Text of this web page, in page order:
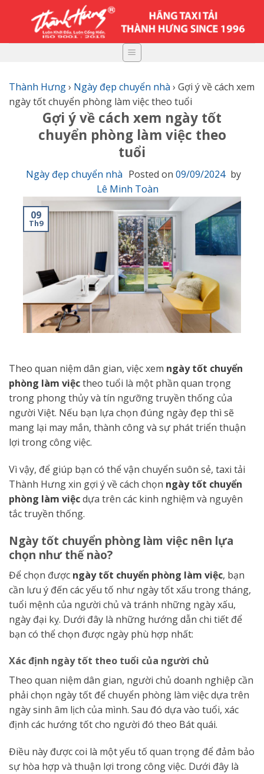
Thành Hưng› Ngày đẹp chuyển nhà › Gợi ý về cách xem
ngày tốt chuyển phòng làm việc theo tuổi
Gợi ý về cách xem ngày tốt
chuyển phòng làm việc theo
tuổi
Ngày đẹp chuyển nhà Posted on 09/09/2024 by
Lê Minh Toàn
09
Th9
Theo quan niệm dân gian, việc xem ngày tốt chuyển
phòng làm việctheo tuổi là một phần quan trọng
trong phong thủy và tín ngưỡng truyền thống của
người Việt. Nếu bạn lựa chọn đúng ngày đẹp thì sẽ
mang lại may mắn, thành công và sự phát triển thuận
lợi trong công việc.
Vì vậy, để giúp bạn có thể vận chuyển suôn sẻ, taxi tải
Thành Hưng xin gợi ý về cách chọn ngày tốt chuyển
phòng làm việcdựa trên các kinh nghiệm và nguyên
tắc truyền thống.
Ngày tốt chuyển phòng làm việc nên lựa
chọn như thế nào?
Để chọn được ngày tốt chuyển phòng làm việc, bạn
cần lưu ý đến các yếu tố như ngày tốt xấu trong tháng,
tuổi mệnh của người chủ và tránh những ngày xấu,
ngày đại kỵ. Dưới đây là những hướng dẫn chi tiết để
bạn có thể chọn được ngày phù hợp nhất:
Xác định ngày tốt theo tuổi của người chủ
Theo quan niệm dân gian, người chủ doanh nghiệp cần
phải chọn ngày tốt để chuyển phòng làm việc dựa trên
ngày sinh âm lịch của mình. Sau đó dựa vào tuổi, xác
định các hướng tốt cho người đó theo Bát quái.
Điều này được coi là một yếu tố quan trọng để đảm bảo
sự hòa hợp và thuận lợi trong công việc. Dưới đây là